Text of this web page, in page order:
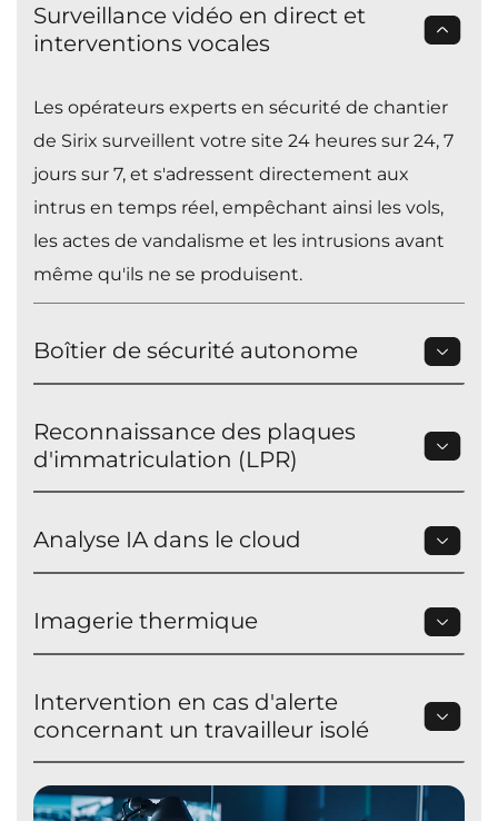
Surveillance vidéo en direct et
interventions vocales
Les opérateurs experts en sécurité de chantier
de Sirix surveillent votre site 24 heures sur 24, 7
jours sur 7, et s'adressent directement aux
intrus en temps réel, empêchant ainsi les vols,
les actes de vandalisme et les intrusions avant
même qu'ils ne se produisent.
Boîtier de sécurité autonome
Reconnaissance des plaques
d'immatriculation (LPR)
Analyse IA dans le cloud
Imagerie thermique
Intervention en cas d'alerte
concernant un travailleur isolé